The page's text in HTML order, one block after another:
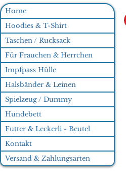
Home
Hoodies & T-Shirt
Taschen / Rucksack
Für Frauchen & Herrchen
Impfpass Hülle
Halsbänder & Leinen
Spielzeug / Dummy
Hundebett
Futter & Leckerli - Beutel
Kontakt
Versand & Zahlungsarten